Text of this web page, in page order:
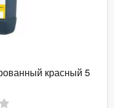
красный 5